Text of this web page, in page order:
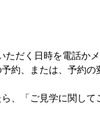
だく日時を電話か
約、または、予約
、「ご見学に関して